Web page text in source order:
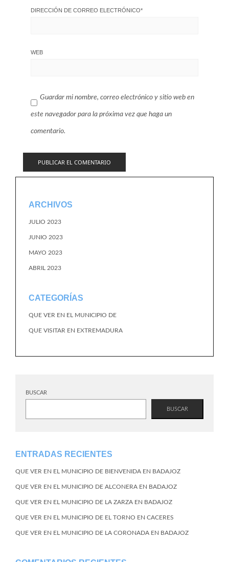
DIRECCIÓN DE CORREO ELECTRÓNICO*
WEB
Guardar mi nombre, correo electrónico y sitio web en
este navegador para la próxima vez que haga un
comentario.
ARCHIVOS
JULIO 2023
JUNIO 2023
MAYO 2023
ABRIL 2023
CATEGORÍAS
QUE VER EN EL MUNICIPIO DE
QUE VISITAR EN EXTREMADURA
BUSCAR
BUSCAR
ENTRADAS RECIENTES
QUE VER EN EL MUNICIPIO DE BIENVENIDA EN BADAJOZ
QUE VER EN EL MUNICIPIO DE ALCONERA EN BADAJOZ
QUE VER EN EL MUNICIPIO DE LA ZARZA EN BADAJOZ
QUE VER EN EL MUNICIPIO DE EL TORNO EN CACERES
QUE VER EN EL MUNICIPIO DE LA CORONADA EN BADAJOZ